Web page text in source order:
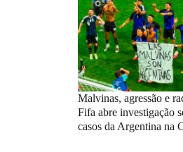
Malvinas, agressão e
Fifa abre investigação
casos da Argentina na